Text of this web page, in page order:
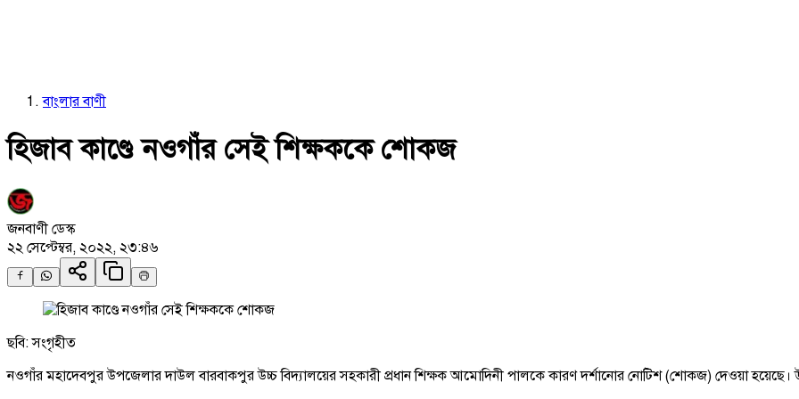
বাংলার বাণী
হিজাব কাণ্ডে নওগাঁর সেই শিক্ষককে শোকজ
জনবাণী ডেস্ক
২২ সেপ্টেম্বর, ২০২২, ২৩:৪৬
ছবি: সংগৃহীত
নওগাঁর মহাদেবপুর উপজেলার দাউল বারবাকপুর উচ্চ বিদ্যালয়ের সহকারী প্রধান শিক্ষক আমোদিনী পালকে কারণ দর্শানোর নোটিশ (শোকজ) দেওয়া